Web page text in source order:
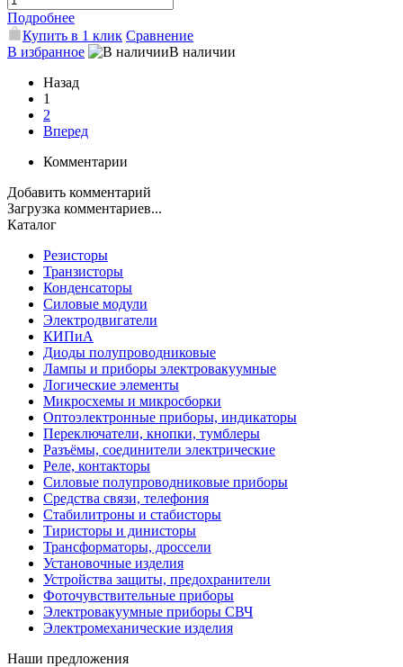
Подробнее
Купить в 1 клик Сравнение
В избранное
В наличии
Назад
1
2
Вперед
Комментарии
Добавить комментарий
Загрузка комментариев...
Каталог
Резисторы
Транзисторы
Конденсаторы
Силовые модули
Электродвигатели
КИПиА
Диоды полупроводниковые
Лампы и приборы электровакуумные
Логические элементы
Микросхемы и микросборки
Оптоэлектронные приборы, индикаторы
Переключатели, кнопки, тумблеры
Разъёмы, соединители электрические
Реле, контакторы
Силовые полупроводниковые приборы
Средства связи, телефония
Стабилитроны и стабисторы
Тиристоры и динисторы
Трансформаторы, дроссели
Установочные изделия
Устройства защиты, предохранители
Фоточувствительные приборы
Электровакуумные приборы СВЧ
Электромеханические изделия
Наши предложения